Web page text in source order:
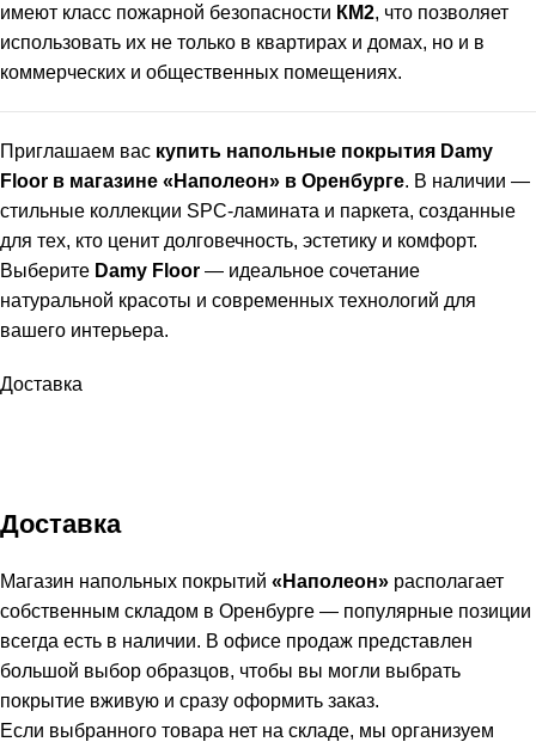
имеют класс пожарной безопасности КМ2, что позволяет
использовать их не только в квартирах и домах, но и в
коммерческих и общественных помещениях.
Приглашаем вас купить напольные покрытия Damy
Floor в магазине «Наполеон» в Оренбурге. В наличии —
стильные коллекции SPC-ламината и паркета, созданные
для тех, кто ценит долговечность, эстетику и комфорт.
Выберите Damy Floor — идеальное сочетание
натуральной красоты и современных технологий для
вашего интерьера.
Доставка
Доставка
Магазин напольных покрытий «Наполеон» располагает
собственным складом в Оренбурге — популярные позиции
всегда есть в наличии. В офисе продаж представлен
большой выбор образцов, чтобы вы могли выбрать
покрытие вживую и сразу оформить заказ.
Если выбранного товара нет на складе, мы организуем